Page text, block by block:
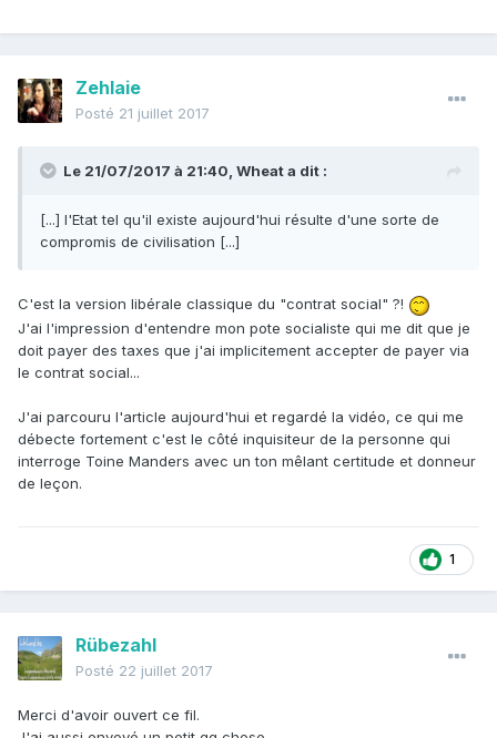
Zehlaie
Posté 21 juillet 2017
Le 21/07/2017 à 21:40, Wheata dit :
[...] l'Etat tel qu'il existe aujourd'hui résulte d'une sorte de
compromis de civilisation [...]
C'est la version libérale classique du "contrat social" ?!
J'ai l'impression d'entendre mon pote socialiste qui me dit que je
doit payer des taxes que j'ai implicitement accepter de payer via
le contrat social...
J'ai parcouru l'article aujourd'hui et regardé la vidéo, ce qui me
débecte fortement c'est le côté inquisiteur de la personne qui
interroge Toine Manders avec un ton mêlant certitude et donneur
de leçon.
1
Rübezahl
Posté 22 juillet 2017
Merci d'avoir ouvert ce fil.